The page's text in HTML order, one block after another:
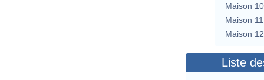
Maison 10
Maison 11
Maison 12
Liste